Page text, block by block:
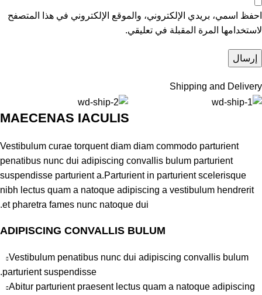
احفظ اسمي، بريدي الإلكتروني، والموقع الإلكتروني في هذا المتصفح
لاستخدامها المرة المقبلة في تعليقي.
Shipping and Delivery
MAECENAS IACULIS
Vestibulum curae torquent diam diam commodo parturient
penatibus nunc dui adipiscing convallis bulum parturient
suspendisse parturient a.Parturient in parturient scelerisque
nibh lectus quam a natoque adipiscing a vestibulum hendrerit
et pharetra fames nunc natoque dui.
ADIPISCING CONVALLIS BULUM
Vestibulum penatibus nunc dui adipiscing convallis bulum
parturient suspendisse.
Abitur parturient praesent lectus quam a natoque adipiscing